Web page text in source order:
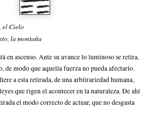
el Cielo
la montaña
en ascenso. Ante su avance lo luminoso se retira,
de modo que aquella fuerza no pueda afectarlo.
a esta retirada, de una arbitrariedad humana,
que rigen el acontecer en la naturaleza. De ahí
el modo correcto de actuar, que no desgasta